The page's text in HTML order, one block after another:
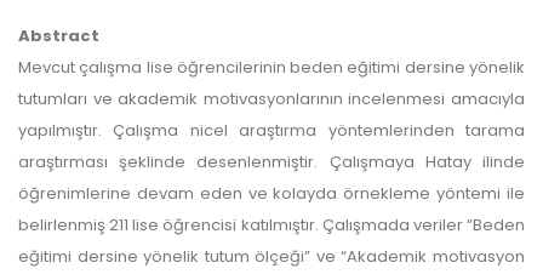
Abstract
Mevcut çalışma lise öğrencilerinin beden eğitimi dersine yönelik
tutumları ve akademik motivasyonlarının incelenmesi amacıyla
yapılmıştır. Çalışma nicel araştırma yöntemlerinden tarama
araştırması şeklinde desenlenmiştir. Çalışmaya Hatay ilinde
öğrenimlerine devam eden ve kolayda örnekleme yöntemi ile
belirlenmiş 211 lise öğrencisi katılmıştır. Çalışmada veriler “Beden
eğitimi dersine yönelik tutum ölçeği” ve “Akademik motivasyon